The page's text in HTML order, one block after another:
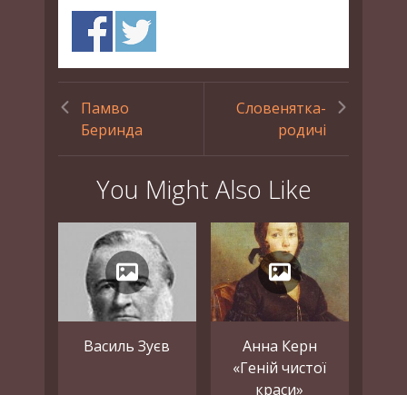
Памво
Беринда
Словенятка-
родичі
You Might Also Like
Василь Зуєв
Анна Керн
«Геній чистої
краси»